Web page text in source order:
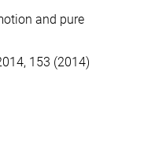
and pure
153 (2014)